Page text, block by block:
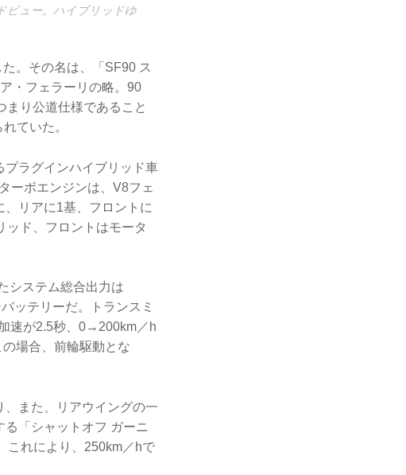
ビュー。ハイブリッドゆ
。その名は、「SF90 ス
・フェラーリの略。90
まり公道仕様であること
ていた。
ラグインハイブリッド車
ーボエンジンは、V8フェ
リアに1基、フロントに
ッド、フロントはモータ
システム総合出力は
ッテリーだ。トランスミ
速が2.5秒、0→200km／h
場合、前輪駆動とな
また、リアウイングの一
「シャットオフ ガーニ
これにより、250km／hで